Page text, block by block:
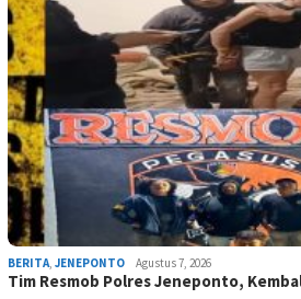
BERITA, JENEPONTO Agustus 7, 2026
Tim Resmob Polres Jeneponto,